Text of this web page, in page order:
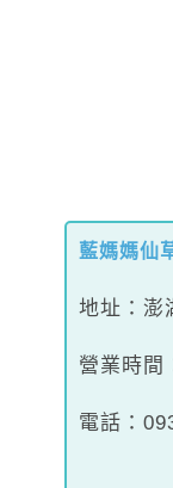
藍媽媽仙
地址：澎
營業時間
電話：